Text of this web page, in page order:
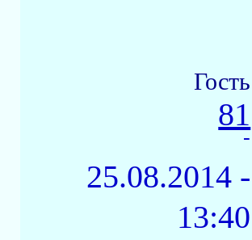
Гость
81
-
25.08.2014 -
13:40